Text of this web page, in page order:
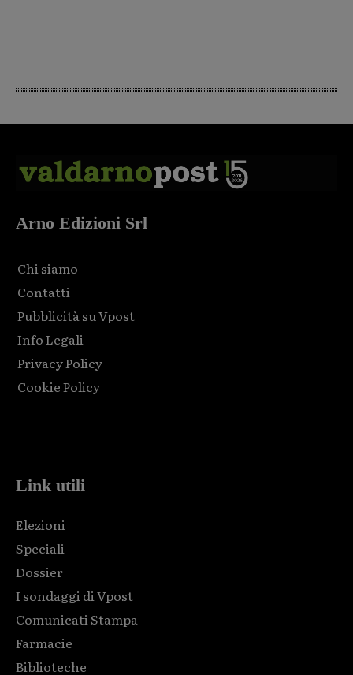
Arno Edizioni Srl
Chi siamo
Contatti
Pubblicità su Vpost
Info Legali
Privacy Policy
Cookie Policy
Link utili
Elezioni
Speciali
Dossier
I sondaggi di Vpost
Comunicati Stampa
Farmacie
Biblioteche